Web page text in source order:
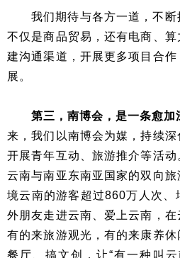
我们期待与各方一道，不断
不仅是商品贸易，还有电商、
建沟通渠道，开展更多项目合
展。
第三，南博会，是一条愈加
来，我们以南博会为媒，持续
开展青年互动、旅游推介等活动
云南与南亚东南亚国家的双向
境云南的游客超过860万人次、
外朋友走进云南、爱上云南，在
有的来旅游观光，有的来康养
餐厅、搞文创，让“有一种叫